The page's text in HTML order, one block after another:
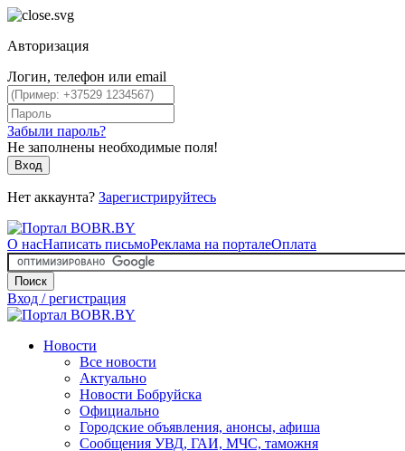
Авторизация
Логин, телефон или email
Забыли пароль?
Не заполнены необходимые поля!
Вход
Нет аккаунта? Зарегистрируйтесь
О насНаписать письмоРеклама на порталеОплата
Поиск
Вход / регистрация
Новости
Все новости
Актуально
Новости Бобруйска
Официально
Городские объявления, анонсы, афиша
Сообщения УВД, ГАИ, МЧС, таможня